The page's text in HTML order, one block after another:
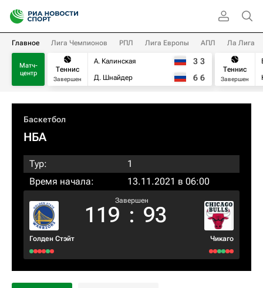
Главное Лига Чемпионов РПЛ Лига Европы АПЛ Ла Лига
Матч-
центр
Теннис
Завершен
А. Калинская
Д. Шнайдер
3 3
6 6
Теннис
Завершен
Баскетбол
НБА
Тур:
1
Время начала:
13.11.2021 в 06:00
Голден Стэйт
Завершен
119 : 93
Чикаго